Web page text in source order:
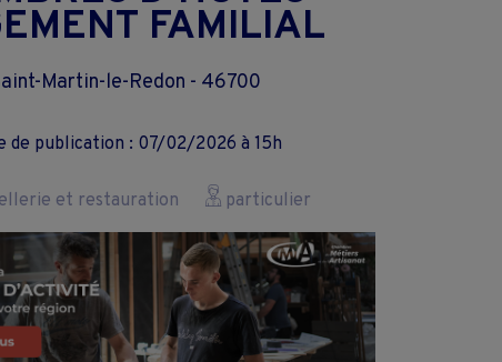
FAMILIAL
Martin-le-Redon - 46700
de publication : 07/02/2026 à 15h
et restauration particulier